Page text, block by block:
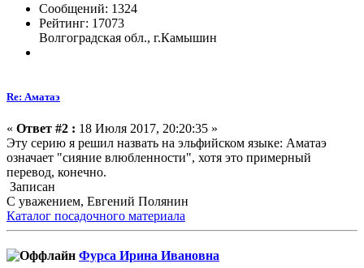
Сообщений: 1324
Рейтинг: 17073
Волгоградская обл., г.Камышин
Re: Аматаэ
« Ответ #2 : 18 Июля 2017, 20:20:35 »
Эту серию я решил назвать на эльфийском языке: Аматаэ
означает "сияние влюбленности", хотя это примерный
перевод, конечно.
Записан
С уважением, Евгений Полянин
Каталог посадочного материала
Фурса Ирина Ивановна